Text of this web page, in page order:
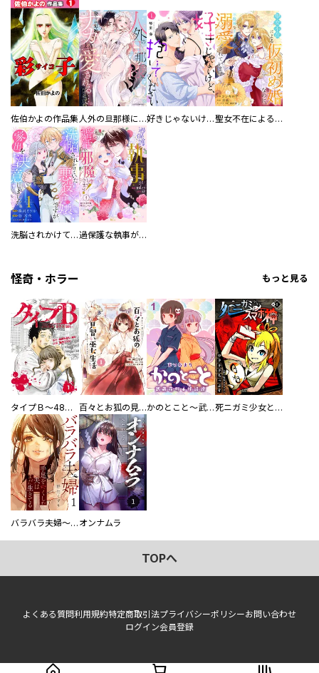
佐伯かよの作品集 人外の旦那様に娶られ毎晩ナカまで愛される…。アンソロジー 好きじゃないけど、抱いてください【電子単行本版／特典おまけ付き】 聖女不在による仮初め婚なのに、不器用な王太子に溺愛されています【電子単行本版／特典おまけ付き】
洗脳されかけていた悪役令嬢ですが家出を決意しました。【電子単行本版／特典おまけ付き】 過保護な執事が私の婚活を邪魔してきます！ 分冊版
怪奇・ホラー もっと見る
タイプＢ～48時間後、致死率100％～【単話】 百々とお狐の見習い巫女生活【単行本版】 かのとこと～武蔵花町怪話譚～ 【連載版】 死ニガミ少女とスマホ神
バラバラ夫婦～手足をなくした夫はまだ生きてる オンナムラ
TOPへ
よくある質問利用規約特定商取引法プライバシーポリシーお問い合わせ
ログイン会員登録